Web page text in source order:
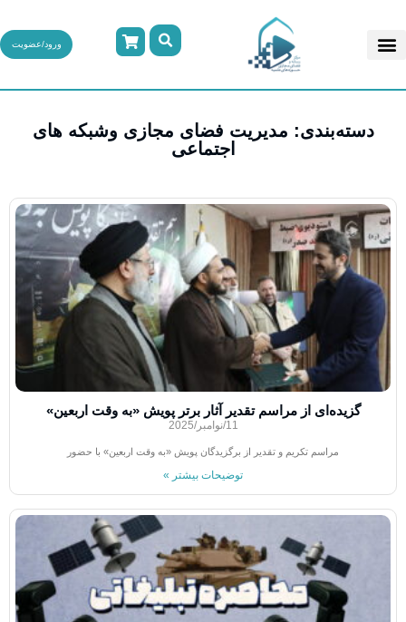
ورود/عضویت
دسته‌بندی: مدیریت فضای مجازی وشبکه های
اجتماعی
گزیده‌ای از مراسم تقدیر آثار برتر پویش «به وقت اربعین»
11/نوامبر/2025
مراسم تکریم و تقدیر از برگزیدگان پویش «به وقت اربعین» با حضور
توضیحات بیشتر »